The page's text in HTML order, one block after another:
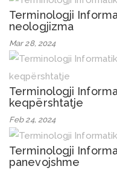
Terminologji
neologjizma
Mar 28, 2024
Terminologji
keqpërshtatje
Feb 24, 2024
Terminologji
panevojshme